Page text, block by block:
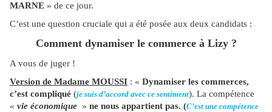
MARNE » de ce jour.
C’est une question cruciale qui a été posée aux deux candidats :
Comment dynamiser le commerce à Lizy ?
A vous de juger !
Version de Madame MOUSSI : « Dynamiser les commerces,
c’est compliqué (je suis d’accord avec ce sentiment). La compétence
« vie économique » ne nous appartient pas. (C’est une compétence